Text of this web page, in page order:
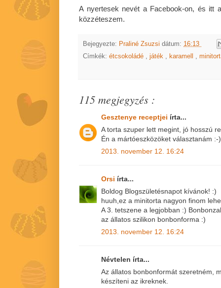
A nyertesek nevét a Facebook-on, és itt
közzéteszem.
Bejegyezte: Praliné Zsuzsi dátum: 16:13
Címkék: étcsokoládé , játék , karamell ,
115 megjegyzés :
Gesztenye receptjei írta...
A torta szuper lett megint, jó hosszú
Én a mártóeszközöket választanám :-
2013. november 12. 16:24
Orsi írta...
Boldog Blogszületésnapot kívánok! :)
huuh,ez a minitorta nagyon finom
A 3. tetszene a legjobban :)
az állatos szilikon bonbonforma :)
2013. november 12. 16:24
Névtelen írta...
Az állatos bonbonformát szeretném,
készíteni az ikreknek.